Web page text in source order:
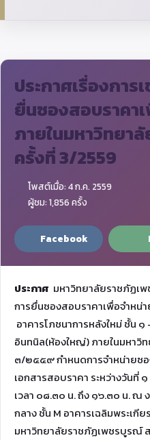
ประกาศเรื่องการ
ยื่นซองสอบราคา
ภายในมหาวิทยา
ครั้งที่ 3/2559
โพสต์เมื่อ: 4 ก.ค. 2559
ผู้ชม: 1,856 ครั้ง
Facebook
ประกาศ มหาวิทยาลัยราชภัฏเ
การยื่นซองสอบราคาเพื่อจำ
อาคารโภชนาการหลังใหม่ ชั้น
อินทนิล(ห้องใหญ่) ภายในมหา
๓/๒๕๕๙ กำหนดการจำหน่ายซ
เอกสารสอบราคา ระหว่างวัน
เวลา ๐๘.๓๐ น. ถึง ๑๖.๓๐ น. ณ
กลาง ชั้น M อาคารเฉลิมพระเ
มหาวิทยาลัยราชภัฏเพชรบูรณ์